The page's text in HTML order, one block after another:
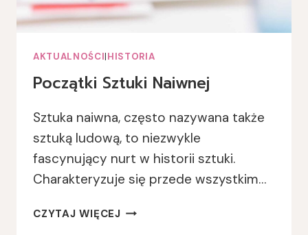
AKTUALNOŚCI|HISTORIA
Początki Sztuki Naiwnej
Sztuka naiwna, często nazywana także
sztuką ludową, to niezwykle
fascynujący nurt w historii sztuki.
Charakteryzuje się przede wszystkim…
CZYTAJ WIĘCEJ POCZĄTKI